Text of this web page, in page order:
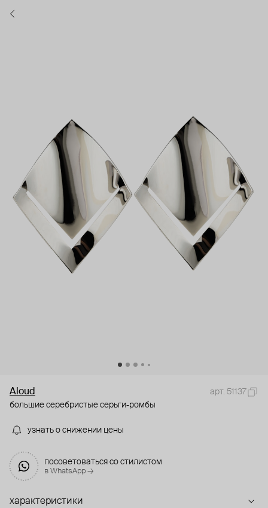
Aloud
арт. 51137
большие серебристые серьги-ромбы
узнать о снижении цены
посоветоваться со стилистом
в WhatsApp →
характеристики